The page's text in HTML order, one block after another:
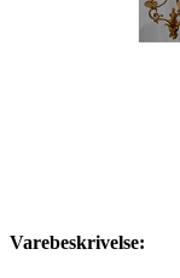
Varebeskrivelse: